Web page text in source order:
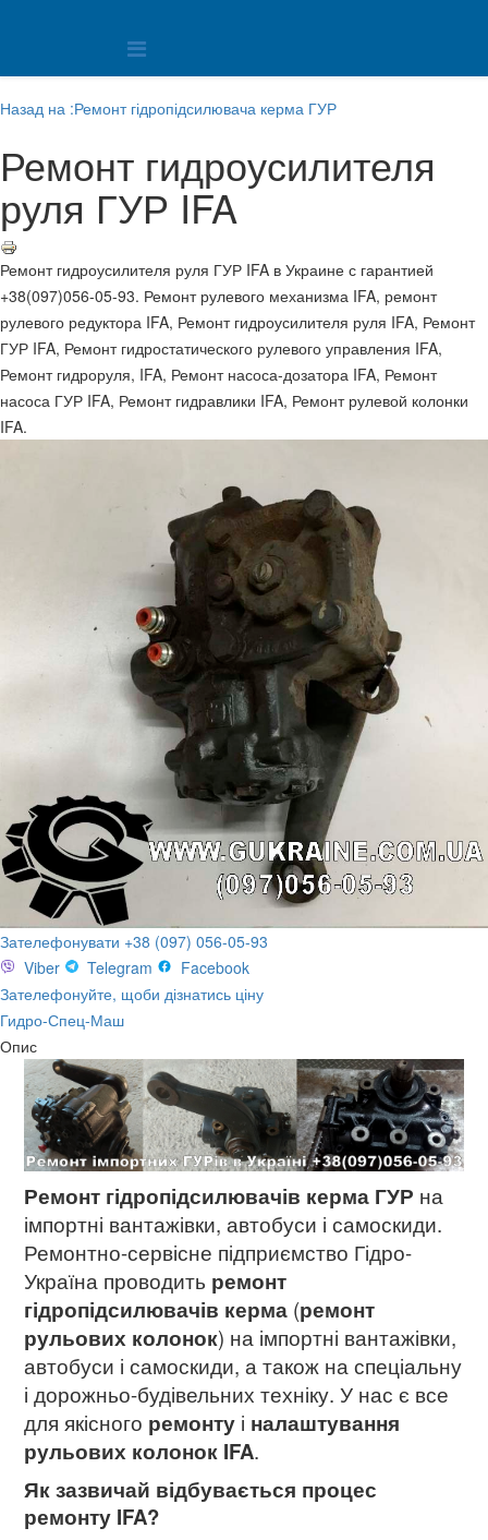
Назад на :Ремонт гідропідсилювача керма ГУР
Ремонт гидроусилителя
руля ГУР IFA
Ремонт гидроусилителя руля ГУР IFA в Украине с гарантией
+38(097)056-05-93. Ремонт рулевого механизма IFA, ремонт
рулевого редуктора IFA, Ремонт гидроусилителя руля IFA, Ремонт
ГУР IFA, Ремонт гидростатического рулевого управления IFA,
Ремонт гидроруля, IFA, Ремонт насоса-дозатора IFA, Ремонт
насоса ГУР IFA, Ремонт гидравлики IFA, Ремонт рулевой колонки
IFA.
Зателефонувати +38 (097) 056-05-93
Viber
Telegram
Facebook
Зателефонуйте, щоби дізнатись ціну
Гидро-Спец-Маш
Опис
Ремонт гідропідсилювачів керма ГУР на
імпортні вантажівки, автобуси і самоскиди.
Ремонтно-сервісне підприємство Гідро-
Україна проводить ремонт
гідропідсилювачів керма (ремонт
рульових колонок) на імпортні вантажівки,
автобуси і самоскиди, а також на спеціальну
і дорожньо-будівельних техніку. У нас є все
для якісного ремонту і налаштування
рульових колонок IFA.
Як зазвичай відбувається процес
ремонту IFA?